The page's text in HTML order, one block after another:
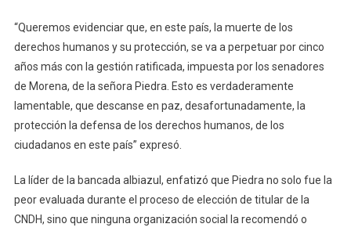
“Queremos evidenciar que, en este país, la muerte de los
derechos humanos y su protección, se va a perpetuar por cinco
años más con la gestión ratificada, impuesta por los senadores
de Morena, de la señora Piedra. Esto es verdaderamente
lamentable, que descanse en paz, desafortunadamente, la
protección la defensa de los derechos humanos, de los
ciudadanos en este país” expresó.
La líder de la bancada albiazul, enfatizó que Piedra no solo fue la
peor evaluada durante el proceso de elección de titular de la
CNDH, sino que ninguna organización social la recomendó o